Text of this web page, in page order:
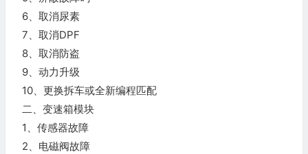
6、取消尿素
7、取消DPF
8、取消防盗
9、动力升级
10、更换拆车或全新编程匹配
二、变速箱模块
1、传感器故障
2、电磁阀故障